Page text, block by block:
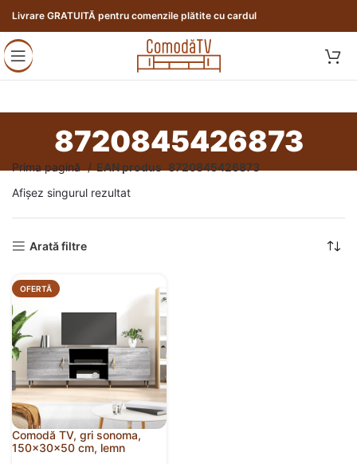
Livrare GRATUITĂ pentru comenzile plătite cu cardul
8720845426873
Prima pagină EAN produs 8720845426873
Afișez singurul rezultat
Arată filtre
OFERTĂ
Comodă TV, gri sonoma,
150x30x50 cm, lemn